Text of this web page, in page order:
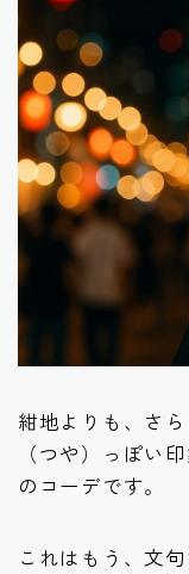
紺地よりも、さ
（つや）っぽい
のコーデです。
これはもう、文